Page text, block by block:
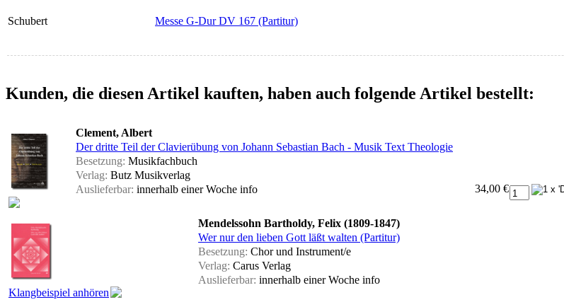
Schubert Messe G-Dur DV 167 (Partitur)
Kunden, die diesen Artikel kauften, haben auch folgende Artikel bestellt:
Clement, Albert
Der dritte Teil der Clavierübung von Johann Sebastian Bach - Musik Text Theologie
Besetzung: Musikfachbuch
Verlag: Butz Musikverlag
Auslieferbar: innerhalb einer Woche info
34,00 €
Klangbeispiel anhören
Mendelssohn Bartholdy, Felix (1809-1847)
Wer nur den lieben Gott läßt walten (Partitur)
Besetzung: Chor und Instrument/e
Verlag: Carus Verlag
Auslieferbar: innerhalb einer Woche info